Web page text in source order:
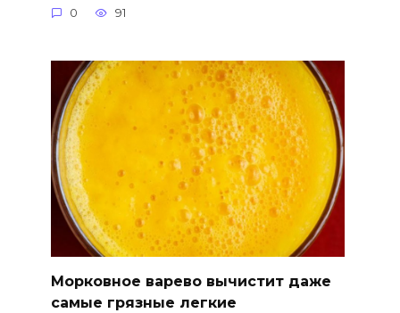
0 91
Морковное варево вычистит даже
самые грязные легкие